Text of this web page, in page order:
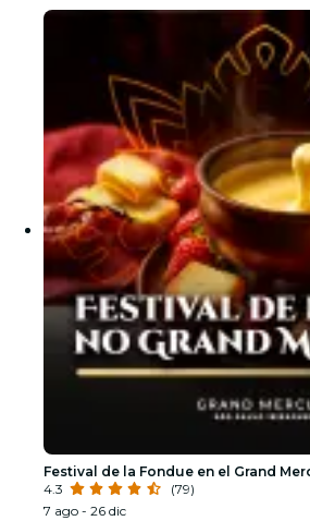
Festival de la Fondue en el Grand
4.3
(79)
7 ago - 26 dic